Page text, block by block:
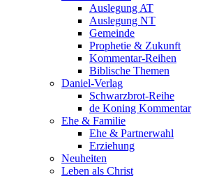
Auslegung AT
Auslegung NT
Gemeinde
Prophetie & Zukunft
Kommentar-Reihen
Biblische Themen
Daniel-Verlag
Schwarzbrot-Reihe
de Koning Kommentar
Ehe & Familie
Ehe & Partnerwahl
Erziehung
Neuheiten
Leben als Christ